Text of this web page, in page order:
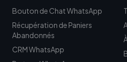
Bouton de Chat WhatsApp
Récupération de Paniers
Abandonnés
CRM WhatsApp